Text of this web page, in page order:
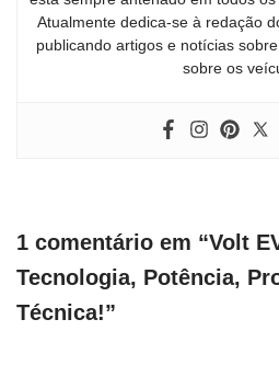
Atualmente dedica-se à redação
publicando artigos e notícias
sobre os
1 comentário em “Volt
Tecnologia, Potência,
Técnica!”